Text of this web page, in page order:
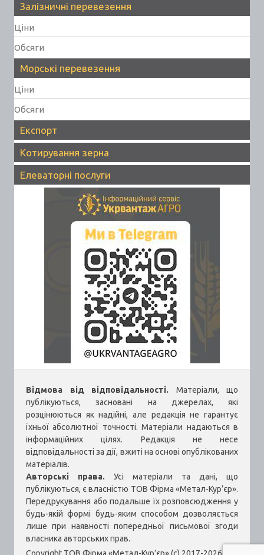
Залізничні перевезення
Ціни
Обсяги
Морські перевезення
Ціни
Обсяги
Експорт
Котирування зерна
Елеваторні послуги
Відмова від відповідальності. Матеріали, що
публікуються, засновані на джерелах, які
розцінюються як надійні, але редакція не гарантує
їхньої абсолютної точності. Матеріали надаються в
інформаційних цілях. Редакція не несе
відповідальності за дії, вжиті на основі опублікованих
матеріалів.
Авторські права. Усі матеріали та дані, що
публікуються, є власністю ТОВ Фірма «Метал-Кур’єр».
Передрукування або подальше їх розповсюдження у
будь-якій формі будь-яким способом дозволяється
лише при наявності попередньої письмової згоди
власника авторських прав.